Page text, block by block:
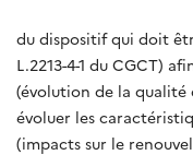
du dispositif qui doit
L.2213-4-1 du CGCT)
(évolution de la qualité
évoluer les
(impacts sur le